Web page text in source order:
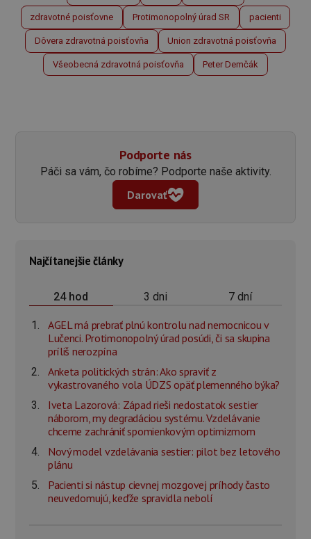
zdravotné poisťovne Protimonopolný úrad SR pacienti
Dôvera zdravotná poisťovňa Union zdravotná poisťovňa
Všeobecná zdravotná poisťovňa Peter Demčák
Podporte nás
Páči sa vám, čo robíme? Podporte naše aktivity.
Darovať
Najčítanejšie články
24 hod 3 dni 7 dní
AGEL má prebrať plnú kontrolu nad nemocnicou v
Lučenci. Protimonopolný úrad posúdi, či sa skupina
príliš nerozpína
Anketa politických strán: Ako spraviť z
vykastrovaného vola ÚDZS opäť plemenného býka?
Iveta Lazorová: Západ rieši nedostatok sestier
náborom, my degradáciou systému. Vzdelávanie
chceme zachrániť spomienkovým optimizmom
Nový model vzdelávania sestier: pilot bez letového
plánu
Pacienti si nástup cievnej mozgovej príhody často
neuvedomujú, keďže spravidla nebolí